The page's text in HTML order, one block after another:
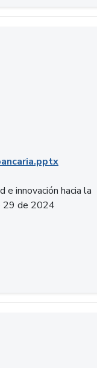
innovación hacia la
29 de 2024